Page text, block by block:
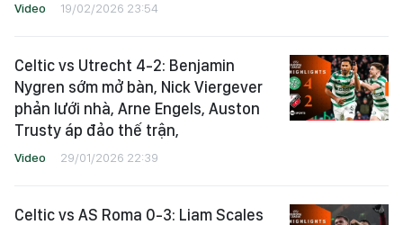
Video 19/02/2026 23:54
Celtic vs Utrecht 4-2: Benjamin
Nygren sớm mở bàn, Nick Viergever
phản lưới nhà, Arne Engels, Auston
Trusty áp đảo thế trận,
Video 29/01/2026 22:39
Celtic vs AS Roma 0-3: Liam Scales